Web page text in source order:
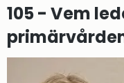
105 - Vem